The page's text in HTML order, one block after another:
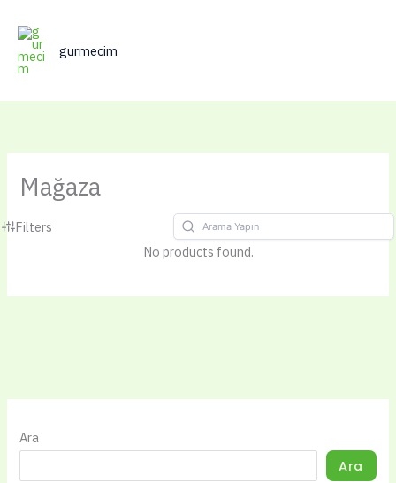
atla
gurmecim
Mağaza
Filters
No products found.
Ara
Ara